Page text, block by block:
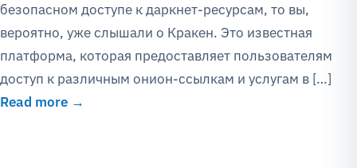
безопасном доступе к даркнет-ресурсам, то вы,
вероятно, уже слышали о Кракен. Это известная
платформа, которая предоставляет пользователям
доступ к различным онион-ссылкам и услугам в […]
Read more →